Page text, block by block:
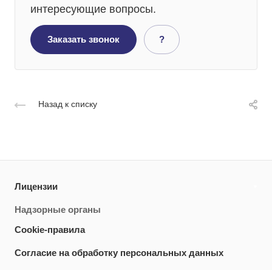
интересующие вопросы.
Заказать звонок ?
Назад к списку
Лицензии
Надзорные органы
Cookie-правила
Согласие на обработку персональных данных